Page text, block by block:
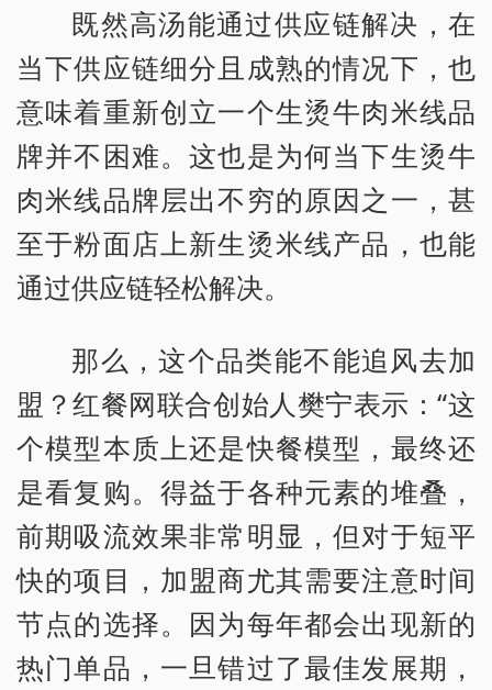
既然高汤能通过供应链解决，在
当下供应链细分且成熟的情况下，也
意味着重新创立一个生烫牛肉米线品
牌并不困难。这也是为何当下生烫牛
肉米线品牌层出不穷的原因之一，甚
至于粉面店上新生烫米线产品，也能
通过供应链轻松解决。
那么，这个品类能不能追风去加
盟？红餐网联合创始人樊宁表示：“这
个模型本质上还是快餐模型，最终还
是看复购。得益于各种元素的堆叠，
前期吸流效果非常明显，但对于短平
快的项目，加盟商尤其需要注意时间
节点的选择。因为每年都会出现新的
热门单品，一旦错过了最佳发展期，